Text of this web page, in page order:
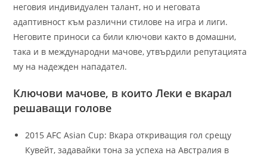
неговия индивидуален талант, но и неговата
адаптивност към различни стилове на игра и лиги.
Неговите приноси са били ключови както в домашни,
така и в международни мачове, утвърдили репутацията
му на надежден нападател.
Ключови мачове, в които Леки е вкарал
решаващи голове
2015 AFC Asian Cup: Вкара откриващия гол срещу
Кувейт, задавайки тона за успеха на Австралия в